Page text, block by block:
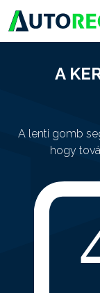
A
A lenti gomb
hogy